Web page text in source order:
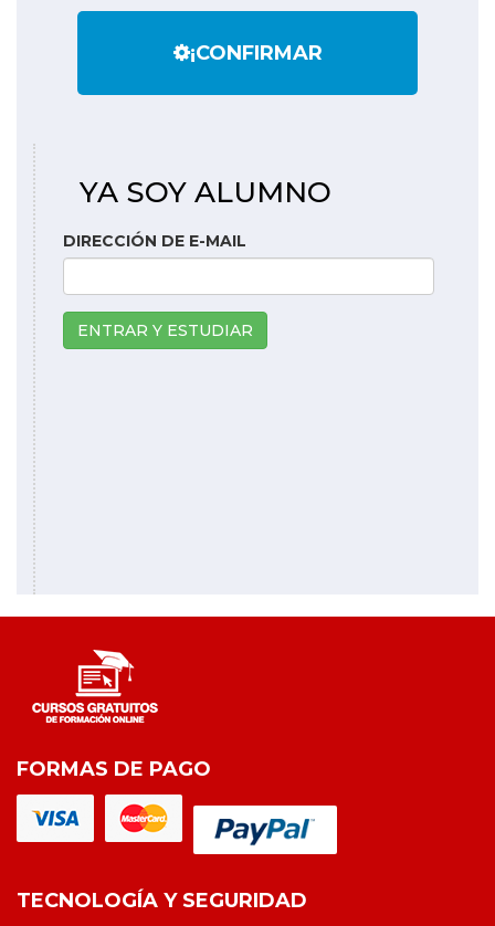
¡CONFIRMAR
YA SOY ALUMNO
DIRECCIÓN DE E-MAIL
ENTRAR Y ESTUDIAR
FORMAS DE PAGO
TECNOLOGÍA Y SEGURIDAD